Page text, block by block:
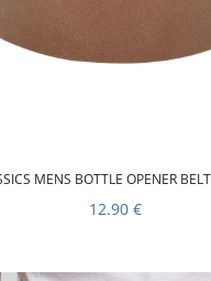
MENS BOTTLE OPENER
12.90 €